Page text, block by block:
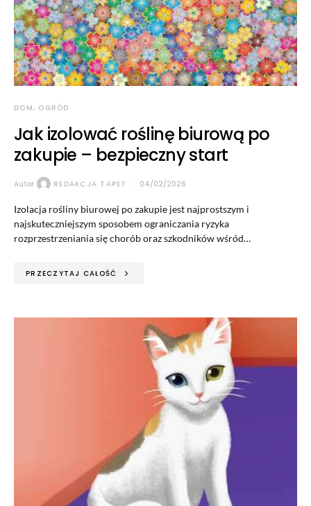
DOM, OGRÓD
Jak izolować roślinę biurową po
zakupie – bezpieczny start
Autor REDAKCJA TAPET 04/02/2026
Izolacja rośliny biurowej po zakupie jest najprostszym i
najskuteczniejszym sposobem ograniczania ryzyka
rozprzestrzeniania się chorób oraz szkodników wśród…
PRZECZYTAJ CAŁOŚĆ